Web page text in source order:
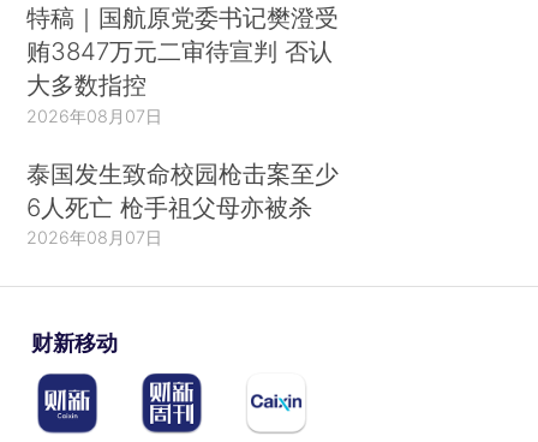
特稿｜国航原党委书记樊澄受
贿3847万元二审待宣判 否认
大多数指控
2026年08月07日
泰国发生致命校园枪击案至少
6人死亡 枪手祖父母亦被杀
2026年08月07日
财新移动